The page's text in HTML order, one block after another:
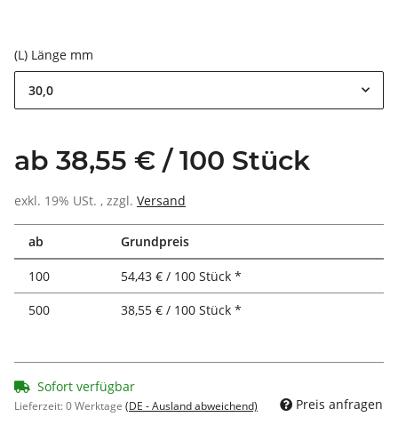
(L) Länge mm
30,0
ab 38,55 € / 100 Stück
exkl. 19% USt. , zzgl. Versand
ab Grundpreis
100
54,43 € / 100 Stück *
500
38,55 € / 100 Stück *
Sofort verfügbar
Lieferzeit:0 Werktage (DE - Ausland abweichend) Preis anfragen